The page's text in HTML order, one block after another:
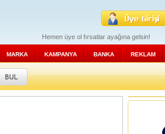
Hemen üye ol fırsatlar ayağına gelsin!
MARKA KAMPANYA BANKA REKLAM